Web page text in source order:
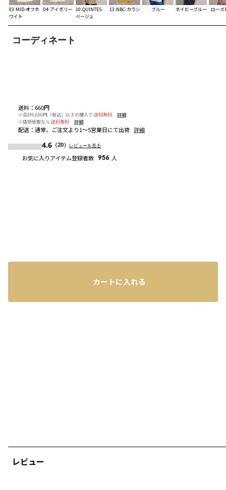
03:MID-オフホ
ワイト
04:アイボリー 10:QUINTES-
ベージュ
13:NBC-カラシ ブルー ネイビーブルー ローズ
コーディネート
レビュー
送料 ： 660円
※合計6,600円（税込）以上の購入で 送料無料
詳細
※店頭受取なら 送料無料 詳細
配送 ： 通常、ご注文より1～5営業日にて出荷 詳細
4.6 （20） レビューを見る
お気に入りアイテム登録者数 956 人
カートに入れる